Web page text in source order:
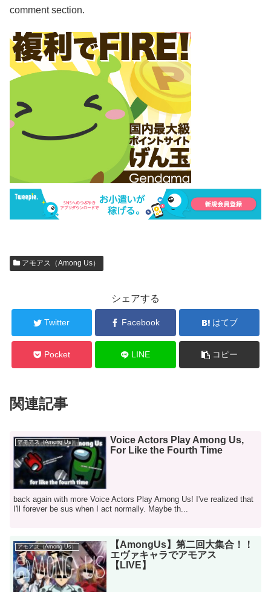
comment section.
アモアス（Among Us）
シェアする
Twitter Facebook はてブ
Pocket LINE コピー
関連記事
アモアス（Among Us）
Voice Actors Play Among Us,
For Like the Fourth Time
back again with more Voice Actors Play Among Us! I've realized that
I'll forever be sus when I act normally. Maybe th...
アモアス（Among Us）
【AmongUs】第二回大集合！！
エヴァキャラでアモアス
【LIVE】